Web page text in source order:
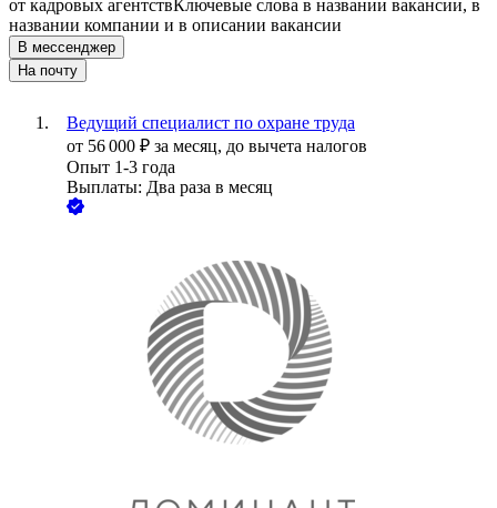
от кадровых агентствКлючевые слова в названии вакансии, в
названии компании и в описании вакансии
В мессенджер
На почту
Ведущий специалист по охране труда
от 56 000 ₽ за месяц, до вычета налогов
Опыт 1-3 года
Выплаты: Два раза в месяц